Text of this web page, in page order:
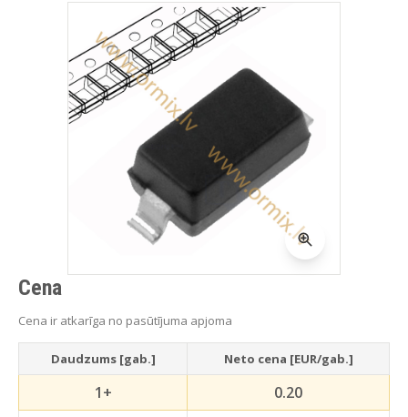
Cena
Cena ir atkarīga no pasūtījuma apjoma
Daudzums [gab.] Neto cena [EUR/gab.]
1+
0.20